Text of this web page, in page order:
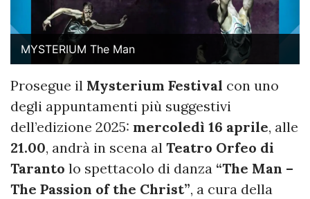
MYSTERIUM The Man
Prosegue il Mysterium Festival con uno
degli appuntamenti più suggestivi
dell’edizione 2025: mercoledì 16 aprile, alle
21.00, andrà in scena al Teatro Orfeo di
Taranto lo spettacolo di danza “The Man –
The Passion of the Christ”, a cura della